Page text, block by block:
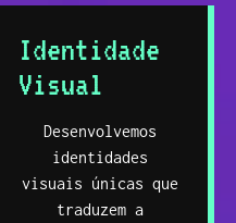
Identidade
Visual
Desenvolvemos
identidades
visuais únicas que
traduzem a